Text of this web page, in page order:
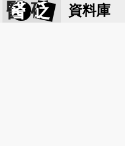
醫 砭 資料庫